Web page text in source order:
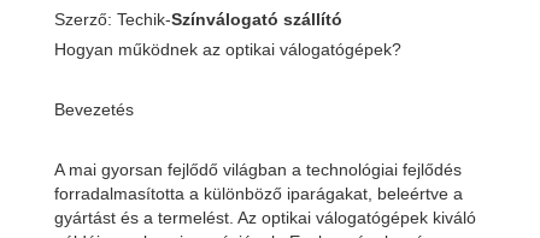
Szerző: Techik-Színválogató szállító
Hogyan működnek az optikai válogatógépek?
Bevezetés
A mai gyorsan fejlődő világban a technológiai fejlődés
forradalmasította a különböző iparágakat, beleértve a
gyártást és a termelést. Az optikai válogatógépek kiváló